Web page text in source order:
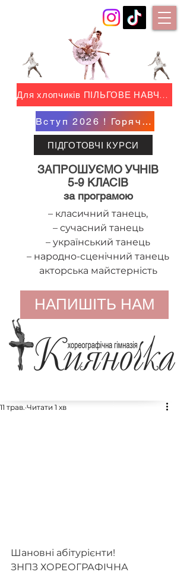
– класичний танець,
– сучасний танець
– український танець
– народно-сценічний танець
акторська майстерність
ЗАПРОШУЄМО УЧНІВ
5-9 КЛАСІВ
за програмою
НАПИШІТЬ НАМ
ПІДГОТОВЧІ КУРСИ
Вступ 2026 ! Горяча АКЦІЯ !
Для хлопчиків ПІЛЬГОВЕ НАВЧАННЯ !
11 трав. Читати 1 хв
Шановні абітурієнти!
ЗНПЗ ХОРЕОГРАФІЧНА